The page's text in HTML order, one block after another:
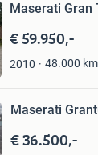
Maserati Gran
€ 59.950,-
2010 48.000 km
€ 36.500,-